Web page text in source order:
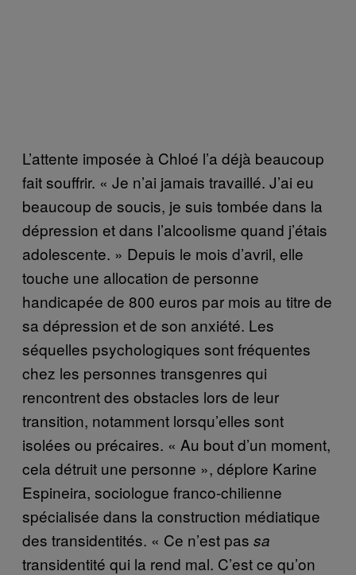
L’attente imposée à Chloé l’a déjà beaucoup
fait souffrir. « Je n’ai jamais travaillé. J’ai eu
beaucoup de soucis, je suis tombée dans la
dépression et dans l’alcoolisme quand j’étais
adolescente. » Depuis le mois d’avril, elle
touche une allocation de personne
handicapée de 800 euros par mois au titre de
sa dépression et de son anxiété. Les
séquelles psychologiques sont fréquentes
chez les personnes transgenres qui
rencontrent des obstacles lors de leur
transition, notamment lorsqu’elles sont
isolées ou précaires. « Au bout d’un moment,
cela détruit une personne », déplore Karine
Espineira, sociologue franco-chilienne
spécialisée dans la construction médiatique
des transidentités. « Ce n’est pas sa
transidentité qui la rend mal. C’est ce qu’on